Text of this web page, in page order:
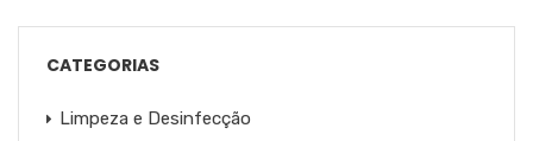
CATEGORIAS
Limpeza e Desinfecção